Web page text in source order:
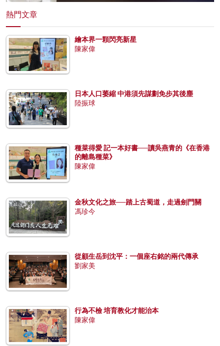
熱門文章
繪本界一顆閃亮新星
陳家偉
日本人口萎縮 中港須先謀劃免步其後塵
陸振球
種菜得愛 記一本好書──讀吳燕青的《在香港
的離島種菜》
陳家偉
金秋文化之旅──踏上古蜀道，走過劍門關
馮珍今
從顧生岳到沈平：一個座右銘的兩代傳承
劉家美
行為不檢 培育教化才能治本
陳家偉